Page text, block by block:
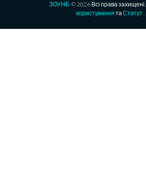
ЗОУНБ © 2026 Всі права захищені.
користування таСтатут.